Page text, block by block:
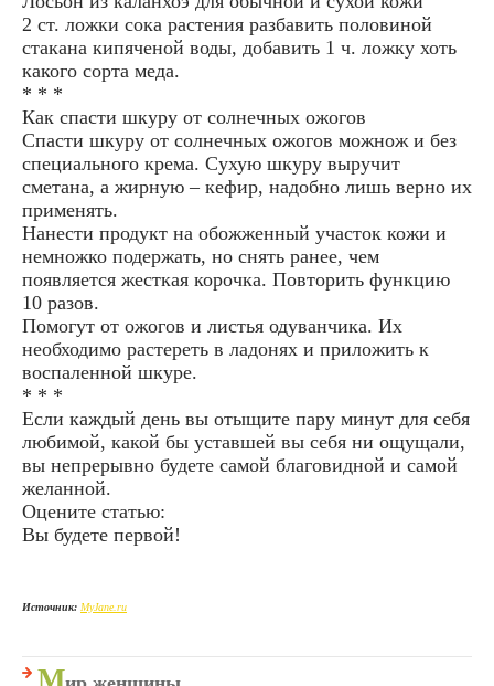
2 ст. ложки сока растения разбавить половиной
стакана кипяченой воды, добавить 1 ч. ложку хоть
какого сорта меда.
* * *
Как спасти шкуру от солнечных ожогов
Спасти шкуру от солнечных ожогов можнож и без
специального крема. Сухую шкуру выручит
сметана, а жирную – кефир, надобно лишь верно их
применять.
Нанести продукт на обожженный участок кожи и
немножко подержать, но снять ранее, чем
появляется жесткая корочка. Повторить функцию
10 разов.
Помогут от ожогов и листья одуванчика. Их
необходимо растереть в ладонях и приложить к
воспаленной шкуре.
* * *
Если каждый день вы отыщите пару минут для себя
любимой, какой бы уставшей вы себя ни ощущали,
вы непрерывно будете самой благовидной и самой
желанной.
Оцените статью:
Вы будете первой!
Источник: MyJane.ru
М